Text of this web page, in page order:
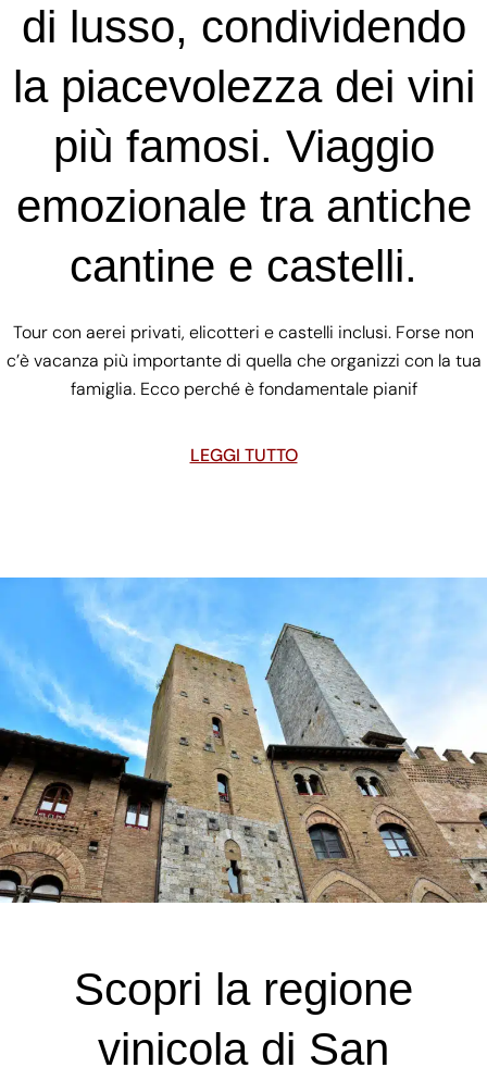
di lusso, condividendo
la piacevolezza dei vini
più famosi. Viaggio
emozionale tra antiche
cantine e castelli.
Tour con aerei privati, elicotteri e castelli inclusi. Forse non
c’è vacanza più importante di quella che organizzi con la tua
famiglia. Ecco perché è fondamentale pianif
LEGGI TUTTO
Scopri la regione
vinicola di San